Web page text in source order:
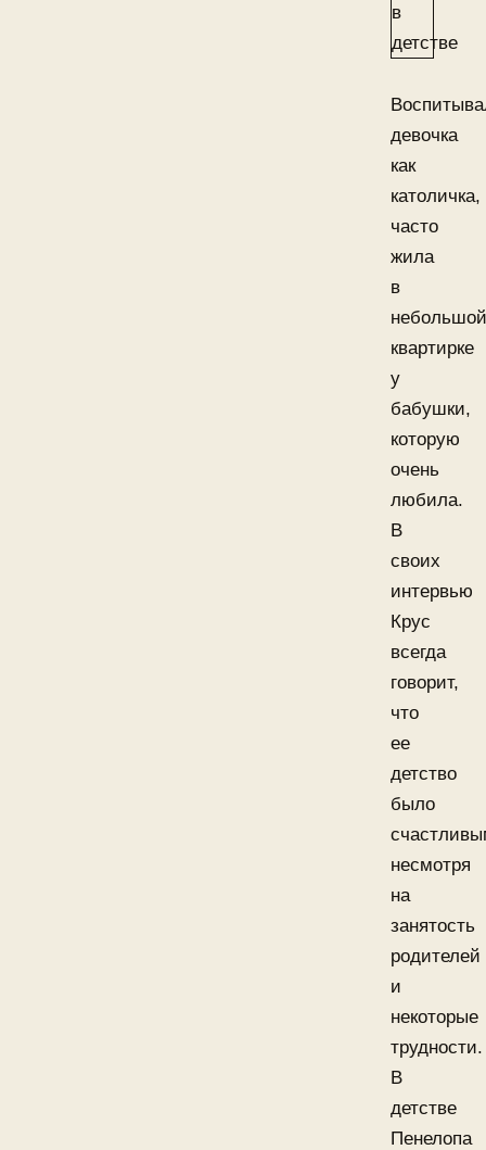
девочка
как
католичка,
часто
жила
в
небольшой
квартирке
у
бабушки,
которую
очень
любила.
В
своих
интервью
Крус
всегда
говорит,
что
ее
детство
было
несмотря
на
занятость
родителей
и
некоторые
трудности.
В
детстве
Пенелопа